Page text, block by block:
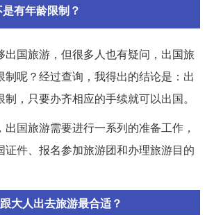
有年龄限制？
出国旅游，但很多人也有疑问，出国旅
制呢？经过查询，我得出的结论是：出
，只要办齐相应的手续就可以出国。
国旅游需要进行一系列的准备工作，
证件、报名参加旅游团和办理旅游目的
大人出去旅游最合适？